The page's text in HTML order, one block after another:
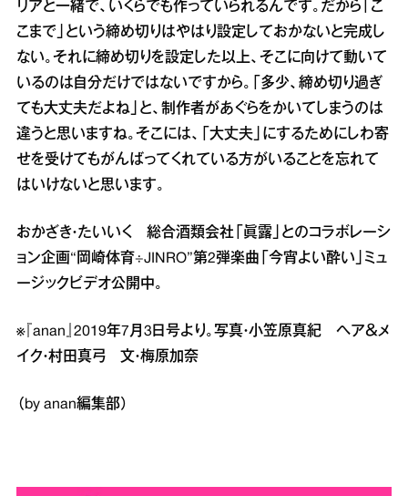
リアと一緒で、いくらでも作っていられるんです。だから「こ
こまで」という締め切りはやはり設定しておかないと完成し
ない。それに締め切りを設定した以上、そこに向けて動いて
いるのは自分だけではないですから。「多少、締め切り過ぎ
ても大丈夫だよね」と、制作者があぐらをかいてしまうのは
違うと思いますね。そこには、「大丈夫」にするためにしわ寄
せを受けてもがんばってくれている方がいることを忘れて
はいけないと思います。
おかざき・たいいく 総合酒類会社「眞露」とのコラボレーシ
ョン企画“岡崎体育÷JINRO”第2弾楽曲「今宵よい酔い」ミュ
ージックビデオ公開中。
※『anan』2019年7月3日号より。写真・小笠原真紀 ヘア＆メ
イク・村田真弓 文・梅原加奈
（by anan編集部）